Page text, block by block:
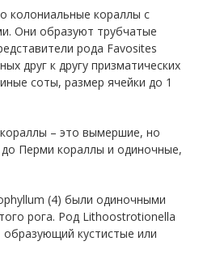
колониальные кораллы с
Они образуют трубчатые
рода Favosites
друг к другу призматических
соты, размер ячейки до 1
– это вымершие, но
Перми кораллы и одиночные,
(4) были одиночными
рога. Род Lithoostrotionella
кустистые или